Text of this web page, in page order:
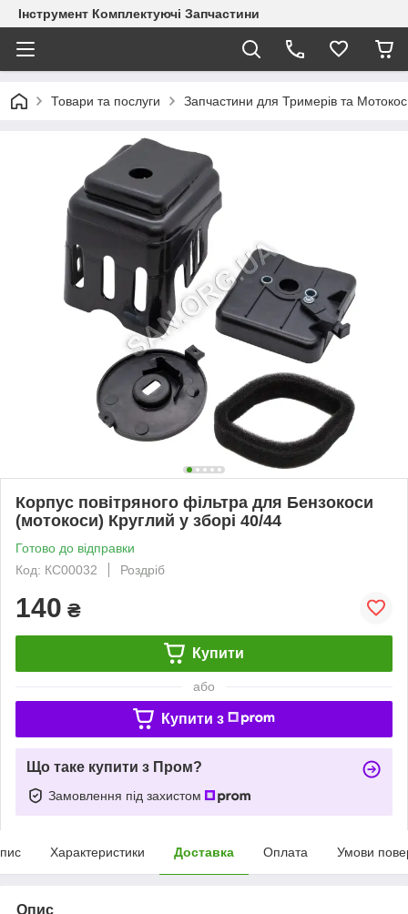
Інструмент Комплектуючі Запчастини
Товари та послуги Запчастини для Тримерів та Мотокос
Корпус повітряного фільтра для Бензокоси
(мотокоси) Круглий у зборі 40/44
Готово до відправки
Код: КС00032
Роздріб
140 ₴
Купити
або
Купити з
Що таке купити з Пром?
Замовлення під захистом
Характеристики Доставка Оплата Умови
Опис